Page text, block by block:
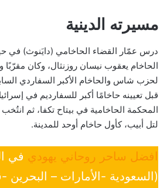
مسيرته الدينية
درس عمّار القضاء الحاخامي (دايَنوث) في
الحاخام يعقوب نيسان روزنثال، وكان مقرّبًا
لحزب شاس والحاخام الأكبر السفاردي
قبل تعيينه حاخامًا أكبر للسفارديم في
لتل أبيب، كأول حاخام أوحد للمدينة.
افضل ساحر روحاني يهودي في
(السعودية -الأمارات –